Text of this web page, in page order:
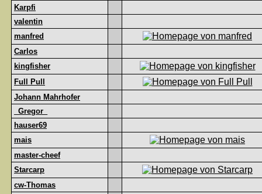
Karpfi
valentin
manfred
Carlos
kingfisher
Full Pull
Johann Mahrhofer
_Gregor_
hauser69
mais
master-cheef
Starcarp
cw-Thomas